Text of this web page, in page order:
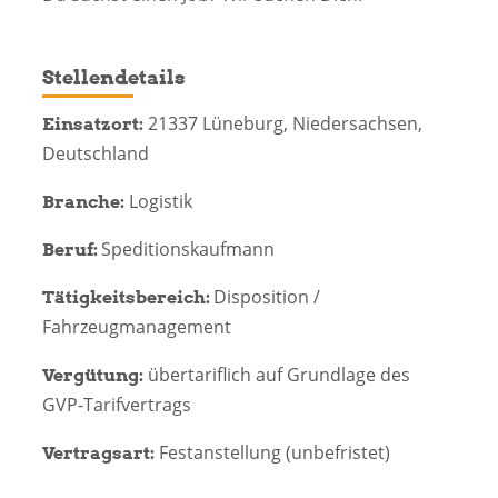
Stellendetails
Einsatzort: 21337 Lüneburg, Niedersachsen,
Deutschland
Branche: Logistik
Beruf: Speditionskaufmann
Tätigkeitsbereich: Disposition /
Fahrzeugmanagement
Vergütung: übertariflich auf Grundlage des
GVP-Tarifvertrags
Vertragsart: Festanstellung (unbefristet)